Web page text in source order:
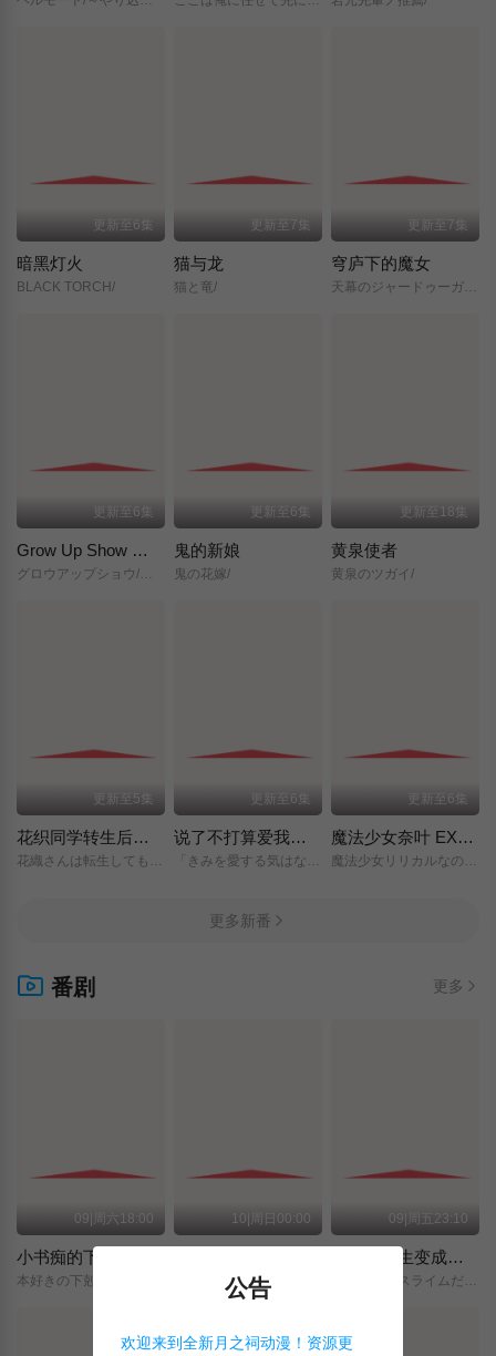
更新至6集
暗黑灯火
BLACK TORCH/
更新至7集
猫与龙
猫と竜/
更新至7集
穹庐下的魔女
天幕のジャードゥーガル/
更新至6集
Grow Up Show ～向日葵马戏团～
グロウアップショウ/～ひまわりのサーカス団～/
更新至6集
鬼的新娘
鬼の花嫁/
更新至18集
黄泉使者
黄泉のツガイ/
更新至5集
花织同学转生后还是想干架
花織さんは転生しても喧嘩がしたい/
更新至6集
说了不打算爱我的公爵继承人，不知为何对我宠爱有加
「きみを愛する気はない」と言った次期公爵様がなぜか溺愛してきます/
更新至6集
魔法少女奈叶 EXCEEDS Gun Blaze Vengeance
魔法少女リリカルなのは/EXCEEDS/Gun/Blaze/Vengeance/
更多新番
番剧 更多
09|周六18:00 10|周日00:00 09|周五23:10
关于我转生变成史莱姆这档事 第四季
転生したらスライムだった件/第4期/
公告
欢迎来到全新月之祠动漫！资源更